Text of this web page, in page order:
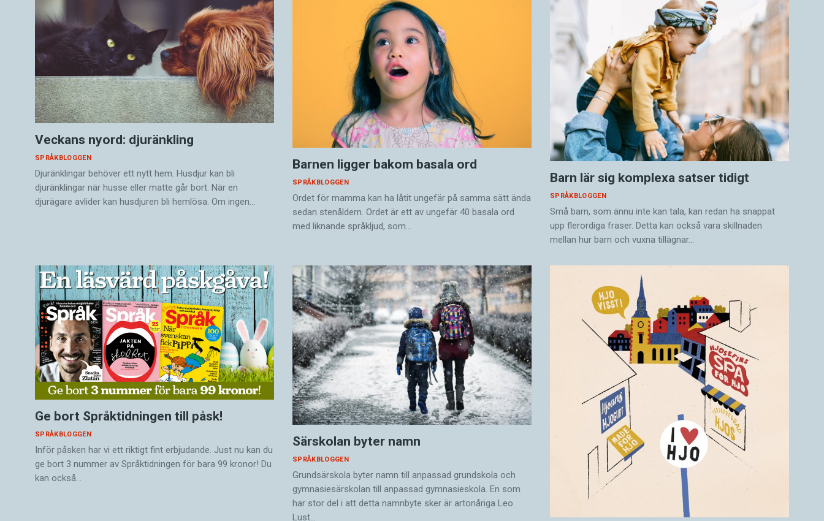
Veckans nyord: djuränkling
SPRÅKBLOGGEN
Djuränklingar behöver ett nytt hem. Husdjur kan bli
djuränklingar när husse eller matte går bort. När en
djurägare avlider kan husdjuren bli hemlösa. Om ingen…
Barnen ligger bakom basala ord
SPRÅKBLOGGEN
Ordet för mamma kan ha låtit ungefär på samma sätt ända
sedan stenåldern. Ordet är ett av ungefär 40 basala ord
med liknande språkljud, som…
Barn lär sig komplexa satser tidigt
SPRÅKBLOGGEN
Små barn, som ännu inte kan tala, kan redan ha snappat
upp flerordiga fraser. Detta kan också vara skillnaden
mellan hur barn och vuxna tillägnar…
Ge bort Språktidningen till påsk!
SPRÅKBLOGGEN
Inför påsken har vi ett riktigt fint erbjudande. Just nu kan du
ge bort 3 nummer av Språktidningen för bara 99 kronor! Du
kan också…
Särskolan byter namn
SPRÅKBLOGGEN
Grundsärskola byter namn till anpassad grundskola och
gymnasiesärskolan till anpassad gymnasieskola. En som
har stor del i att detta namnbyte sker är artonåriga Leo
Lust…